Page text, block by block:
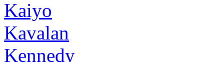
Kaiyo
Kavalan
Kennedy